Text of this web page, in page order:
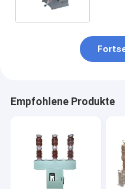
Empfohlene Produkte